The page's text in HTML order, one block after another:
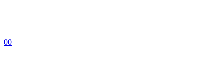
00